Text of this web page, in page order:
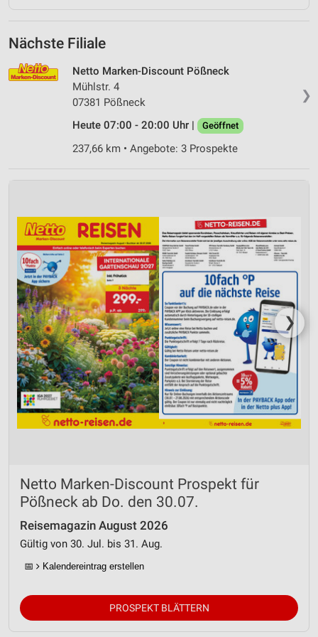
Nächste Filiale
❯
Netto Marken-Discount Pößneck
Mühlstr. 4
07381 Pößneck
Heute 07:00 - 20:00 Uhr |
Geöffnet
237,66 km • Angebote: 3 Prospekte
❯
Netto Marken-Discount Prospekt für
Pößneck ab Do. den 30.07.
Reisemagazin August 2026
Gültig von 30. Jul. bis 31. Aug.
📅 Kalendereintrag erstellen
PROSPEKT BLÄTTERN